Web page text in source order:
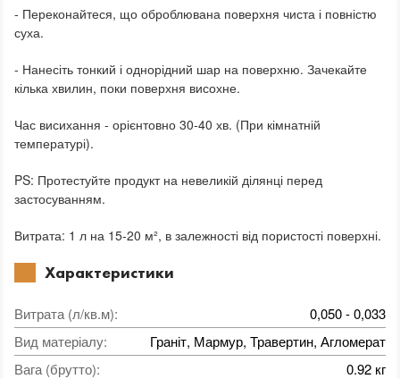
- Переконайтеся, що оброблювана поверхня чиста і повністю
суха.
- Нанесіть тонкий і однорідний шар на поверхню. Зачекайте
кілька хвилин, поки поверхня висохне.
Час висихання - орієнтовно 30-40 хв. (При кімнатній
температурі).
PS: Протестуйте продукт на невеликій ділянці перед
застосуванням.
Витрата: 1 л на 15-20 м², в залежності від пористості поверхні.
Характеристики
Витрата (л/кв.м):
0,050 - 0,033
Вид матеріалу:
Граніт, Мармур, Травертин, Агломерат
Вага (брутто):
0.92 кг